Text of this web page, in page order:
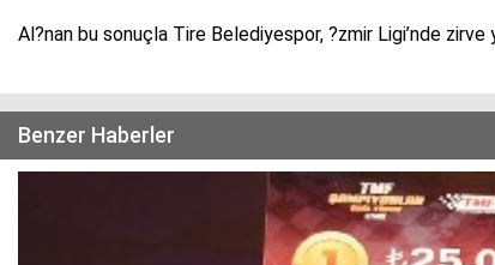
Al?nan bu sonuçla Tire Belediyespor, ?zmir Ligi’nde zirve
Benzer Haberler